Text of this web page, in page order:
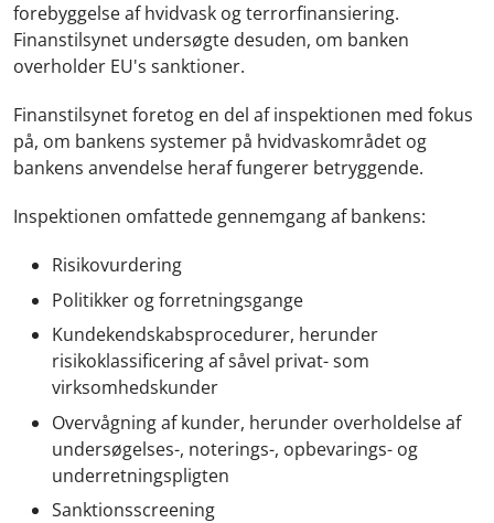
forebyggelse af hvidvask og terrorfinansiering.
Finanstilsynet undersøgte desuden, om banken
overholder EU's sanktioner.
Finanstilsynet foretog en del af inspektionen med fokus
på, om bankens systemer på hvidvaskområdet og
bankens anvendelse heraf fungerer betryggende.
Inspektionen omfattede gennemgang af bankens:
Risikovurdering
Politikker og forretningsgange
Kundekendskabsprocedurer, herunder
risikoklassificering af såvel privat- som
virksomhedskunder
Overvågning af kunder, herunder overholdelse af
undersøgelses-, noterings-, opbevarings- og
underretningspligten
Sanktionsscreening